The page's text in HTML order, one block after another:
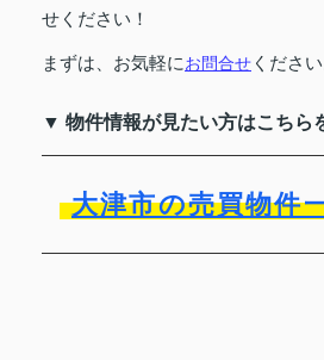
せください！
まずは、お気軽にお問合せ ください
▼ 物件情報が見たい方はこちら
大津市の売買物件